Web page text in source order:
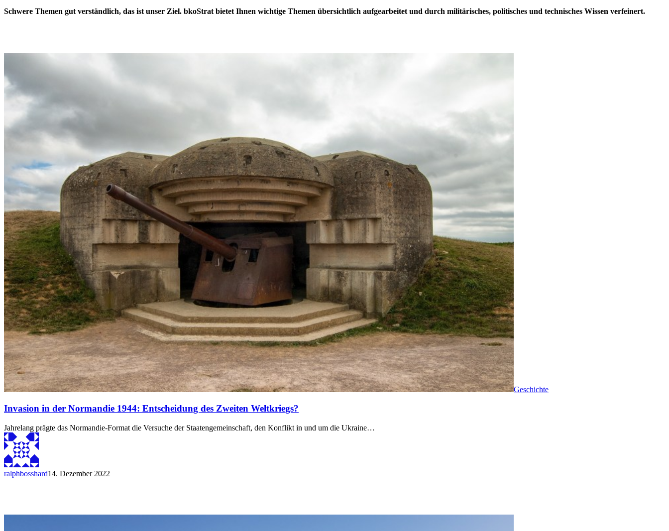
Schwere Themen gut verständlich, das ist unser Ziel. bkoStrat bietet Ihnen wichtige Themen übersichtlich aufgearbeitet und durch militärisches, politisches und technisches Wissen verfeinert.
Geschichte
Invasion in der Normandie 1944: Entscheidung des Zweiten Weltkriegs?
Jahrelang prägte das Normandie-Format die Versuche der Staatengemeinschaft, den Konflikt in und um die Ukraine…
ralphbosshard14. Dezember 2022